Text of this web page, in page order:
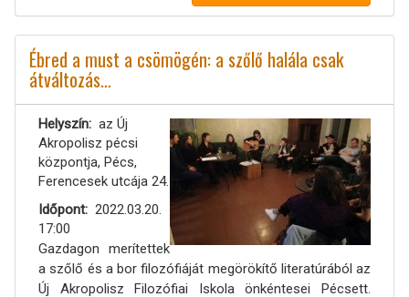
Ébred a must a csömögén: a szőlő halála csak
átváltozás…
Helyszín
az Új
Akropolisz pécsi
központja, Pécs,
Ferencesek utcája 24.
Időpont
2022.03.20.
17:00
Gazdagon merítettek
a szőlő és a bor filozófiáját megörökítő literatúrából az
Új Akropolisz Filozófiai Iskola önkéntesei Pécsett.